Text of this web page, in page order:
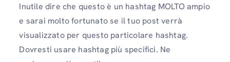
Inutile dire che questo è un hashtag MOLTO ampio
e sarai molto fortunato se il tuo post verrà
visualizzato per questo particolare hashtag.
Dovresti usare hashtag più specifici. Ne